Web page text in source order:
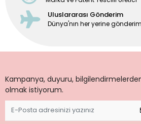
Uluslararası Gönderim
Dünya'nın her yerine
Kampanya, duyuru,
olmak istiyorum.